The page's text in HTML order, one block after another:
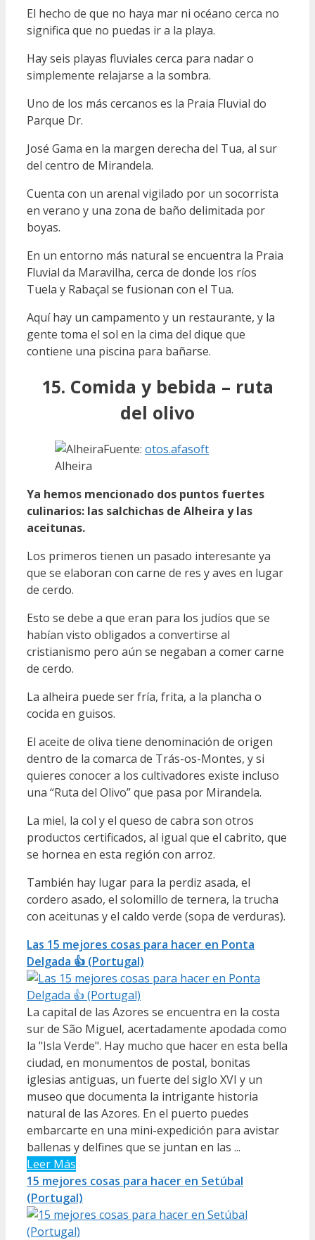
El hecho de que no haya mar ni océano cerca no
significa que no puedas ir a la playa.
Hay seis playas fluviales cerca para nadar o
simplemente relajarse a la sombra.
Uno de los más cercanos es la Praia Fluvial do
Parque Dr.
José Gama en la margen derecha del Tua, al sur
del centro de Mirandela.
Cuenta con un arenal vigilado por un socorrista
en verano y una zona de baño delimitada por
boyas.
En un entorno más natural se encuentra la Praia
Fluvial da Maravilha, cerca de donde los ríos
Tuela y Rabaçal se fusionan con el Tua.
Aquí hay un campamento y un restaurante, y la
gente toma el sol en la cima del dique que
contiene una piscina para bañarse.
15. Comida y bebida – ruta
del olivo
Fuente: otos.afasoft
Alheira
Ya hemos mencionado dos puntos fuertes
culinarios: las salchichas de Alheira y las
aceitunas.
Los primeros tienen un pasado interesante ya
que se elaboran con carne de res y aves en lugar
de cerdo.
Esto se debe a que eran para los judíos que se
habían visto obligados a convertirse al
cristianismo pero aún se negaban a comer carne
de cerdo.
La alheira puede ser fría, frita, a la plancha o
cocida en guisos.
El aceite de oliva tiene denominación de origen
dentro de la comarca de Trás-os-Montes, y si
quieres conocer a los cultivadores existe incluso
una “Ruta del Olivo” que pasa por Mirandela.
La miel, la col y el queso de cabra son otros
productos certificados, al igual que el cabrito, que
se hornea en esta región con arroz.
También hay lugar para la perdiz asada, el
cordero asado, el solomillo de ternera, la trucha
con aceitunas y el caldo verde (sopa de verduras).
Las 15 mejores cosas para hacer en Ponta
Delgada 👍 (Portugal)
La capital de las Azores se encuentra en la costa
sur de São Miguel, acertadamente apodada como
la "Isla Verde". Hay mucho que hacer en esta bella
ciudad, en monumentos de postal, bonitas
iglesias antiguas, un fuerte del siglo XVI y un
museo que documenta la intrigante historia
natural de las Azores. En el puerto puedes
embarcarte en una mini-expedición para avistar
ballenas y delfines que se juntan en las ...
Leer Más
15 mejores cosas para hacer en Setúbal
(Portugal)